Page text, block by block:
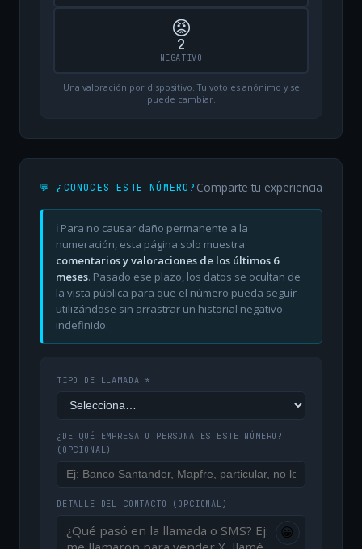
😡
2
NEGATIVO
Una valoración por dispositivo. Tu voto es anónimo y se
puede cambiar.
💬 ¿CONOCES ESTE NÚMERO? Comparte tu experiencia
ℹ️ Para no causar daño permanente a la
numeración, esta página solo muestra
comentarios y valoraciones de los últimos 6
meses. Pasado ese plazo, los datos se ocultan de
la vista pública para que el número pueda seguir
utilizándose sin arrastrar un historial negativo
indefinido.
TIPO DE LLAMADA *
¿DE QUÉ EMPRESA O PERSONA ES ESTE NÚMERO?
(OPCIONAL)
DETALLE DEL CONTACTO (OPCIONAL)
😀